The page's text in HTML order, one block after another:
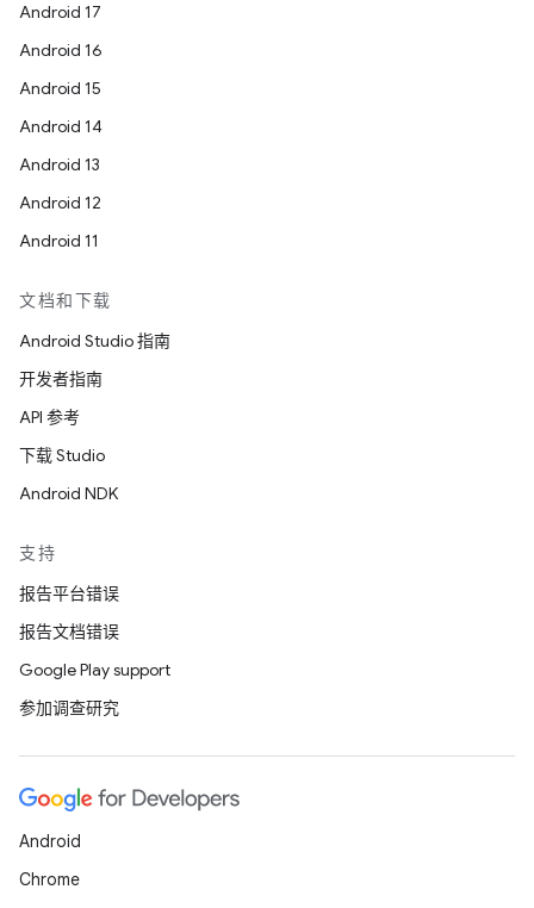
Android 17
Android 16
Android 15
Android 14
Android 13
Android 12
Android 11
文档和下载
Android Studio 指南
开发者指南
API 参考
下载 Studio
Android NDK
支持
报告平台错误
报告文档错误
Google Play support
参加调查研究
Android
Chrome